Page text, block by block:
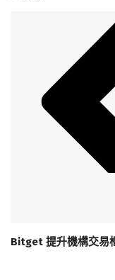
Bitget 提升機構交易